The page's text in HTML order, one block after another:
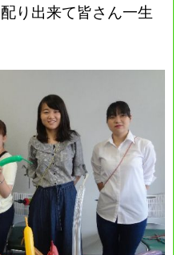
り出来て皆さん一生